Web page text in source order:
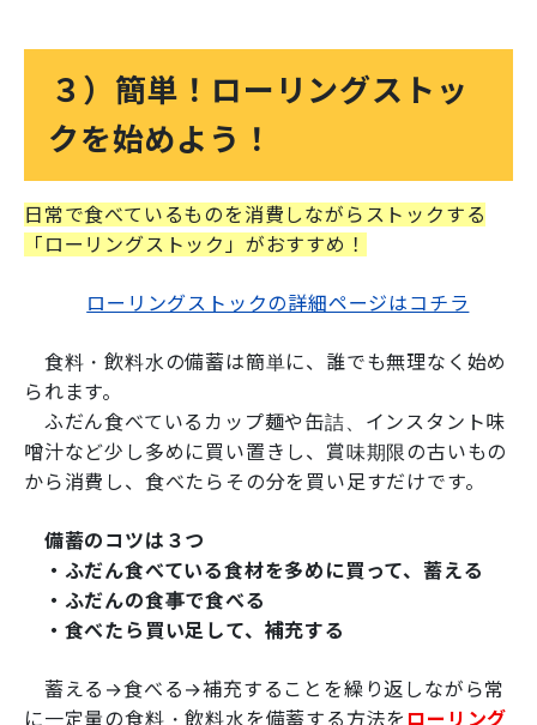
３）簡単！ローリングストッ
クを始めよう！
日常で食べているものを消費しながらストックする
「ローリングストック」がおすすめ！
ローリングストックの詳細ページはコチラ
食料・飲料水の備蓄は簡単に、誰でも無理なく始め
られます。
ふだん食べているカップ麺や缶詰、インスタント味
噌汁など少し多めに買い置きし、賞味期限の古いもの
から消費し、食べたらその分を買い足すだけです。
備蓄のコツは３つ
・ふだん食べている食材を多めに買って、蓄える
・ふだんの食事で食べる
・食べたら買い足して、補充する
蓄える→食べる→補充することを繰り返しながら常
に一定量の食料・飲料水を備蓄する方法を ローリング